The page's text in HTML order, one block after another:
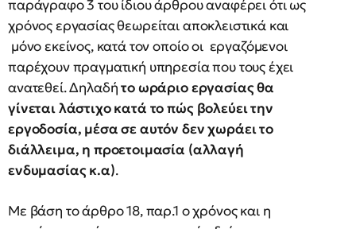
παράγραφο 3 του ίδιου άρθρου αναφέρει ότι ως
χρόνος εργασίας θεωρείται αποκλειστικά και
μόνο εκείνος, κατά τον οποίο οι εργαζόμενοι
παρέχουν πραγματική υπηρεσία που τους έχει
ανατεθεί. Δηλαδήτο ωράριο εργασίας θα
γίνεται λάστιχο κατά το πώς βολεύει την
εργοδοσία, μέσα σε αυτόν δεν χωράει το
διάλλειμα, η προετοιμασία (αλλαγή
ενδυμασίας κ.α).
Με βάση το άρθρο 18, παρ.1 ο χρόνος και η